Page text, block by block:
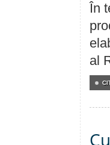
În
al